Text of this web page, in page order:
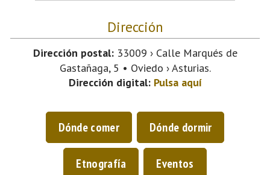
Dirección
Dirección postal:33009 › Calle Marqués de
Gastañaga, 5 • Oviedo › Asturias.
Dirección digital: Pulsa aquí
Dónde comer Dónde dormir
Etnografía Eventos